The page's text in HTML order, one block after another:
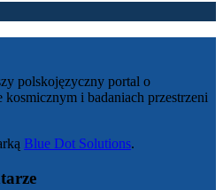
polskojęzyczny portal o
kosmicznym i badaniach przestrzeni
Blue Dot Solutions.